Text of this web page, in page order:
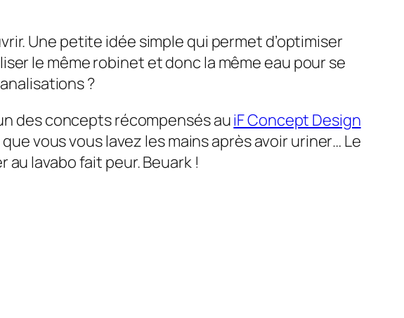
Une petite idée simple qui permet d’optimiser
le même robinet et donc la même eau pour se
?
des concepts récompensés auiF Concept Design
vous vous lavez les mains après avoir uriner… Le
lavabo fait peur. Beuark !